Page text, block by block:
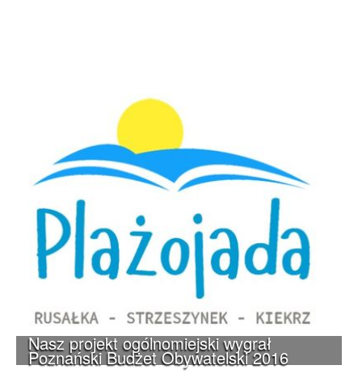
Nasz projekt ogólnomiejski wygrał
Poznański Budżet Obywatelski 2016